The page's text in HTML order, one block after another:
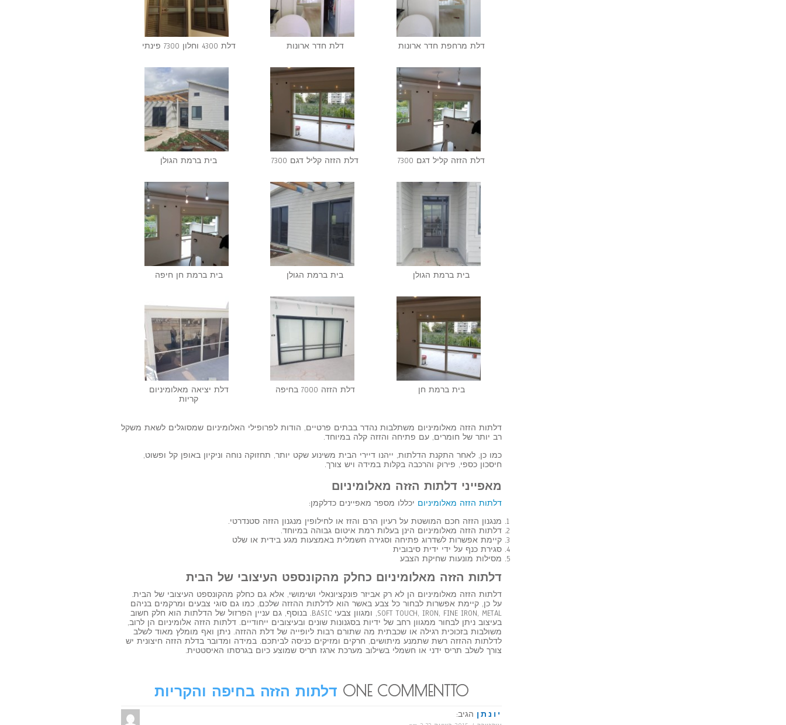
דלת מרחפת חדר ארונות דלת חדר ארונות דלת 4300 וחלון 7300 פינתי
דלת הזזה קליל דגם 7300 דלת הזזה קליל דגם 7300 בית ברמת הגולן
בית ברמת הגולן בית ברמת הגולן בית ברמת חן חיפה
בית ברמת חן דלת הזזה 7000 בחיפה
דלת יציאה מאלומיניום
קריות
דלתות הזזה מאלומיניום משתלבות נהדר בבתים פרטיים, הודות לפרופילי האלומיניום שמסוגלים לשאת משקל
רב יותר של חומרים, עם פתיחה והזזה קלה במיוחד.
כמו כן, לאחר התקנת הדלתות, ייהנו דיירי הבית משינוע שקט יותר, תחזוקה נוחה וניקיון באופן קל ופשוט,
חיסכון כספי, פירוק והרכבה בקלות במידה ויש צורך.
מאפייני דלתות הזזה מאלומיניום
דלתות הזזה מאלומיניום יכללו מספר מאפיינים כדלקמן:
מנגנון הזזה חכם המושטת על רעיון הרם והזז או לחילופין מנגנון הזזה סטנדרטי.
דלתות הזזה מאלומיניום הינן בעלות רמת איטום גבוהה במיוחד.
קיימת אפשרות לשדרוג פתיחה וסגירה חשמלית באמצעות מגע בידית או שלט
סגירת כנף על ידי ידית סיבובית
מסילות מונעות שחיקת הצבע
דלתות הזזה מאלומיניום כחלק מהקונספט העיצובי של הבית
דלתות הזזה מאלומיניום הן לא רק אביזר פונקציונאלי ושימושי, אלא גם כחלק מהקונספט העיצובי של הבית.
על כן, קיימת אפשרות לבחור כל צבע באשר הוא לדלתות ההזזה שלכם, כמו גם סוגי צבעים ומרקמים בניהם
SOFT TOUCH, IRON, FINE IRON, METAL, ומגוון צבעי BASIC. בנוסף, גם עניין הפרזול של הדלתות הוא חלק חשוב
בעיצוב ניתן לבחור ממגוון רחב של ידיות בסגנונות שונים ובעיצובים ייחודיים. דלתות הזזה אלומיניום הן לרוב,
משולבות בזכוכית רגילה או שכבתית מה שתורם רבות ליופייה של דלת ההזזה. ניתן ואף מומלץ מאוד לשלב
לדלתות ההזזה רשת שתמנע מיתושים, חרקים ומזיקים כניסה לביתכם. במידה ומדובר בדלת הזזה חיצונית יש
צורך לשלב תריס ידני או חשמלי בשילוב מערכת ארגז תריס שמוצע כיום בגרסתו האיסטטית.
ONE COMMENTTO דלתות הזזה בחיפה והקריות
יונתן הגיב: